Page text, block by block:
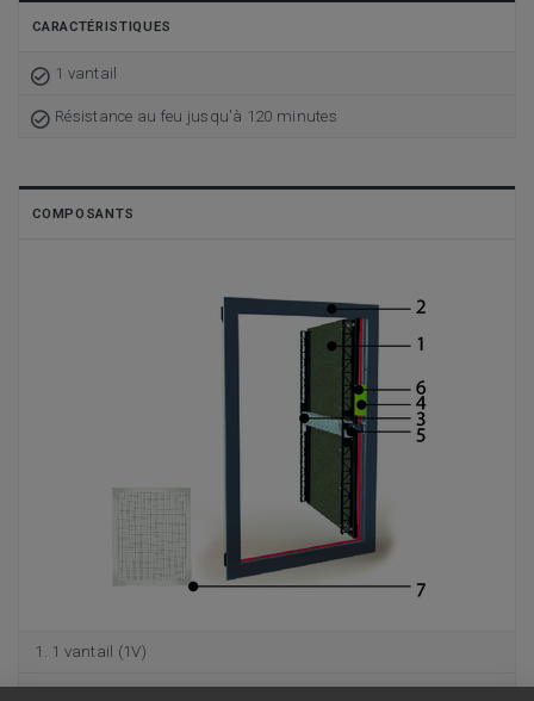
CARACTÉRISTIQUES
1 vantail
Résistance au feu jusqu'à 120 minutes
COMPOSANTS
1 vantail (1V)